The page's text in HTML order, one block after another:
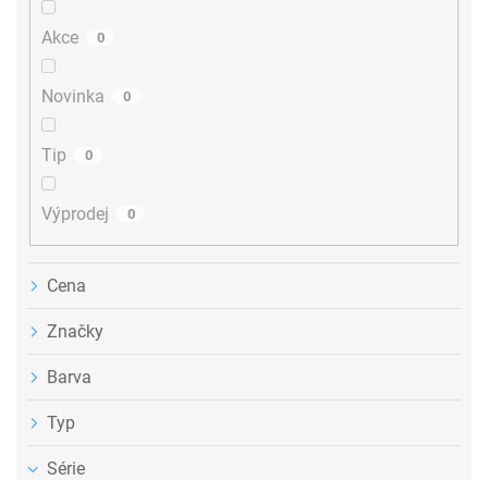
Akce 0
Novinka 0
Tip 0
Výprodej 0
Cena
Značky
Barva
Typ
Série